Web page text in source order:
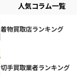
人気コラム一覧
着物買取店ランキング
切手買取業者ランキング